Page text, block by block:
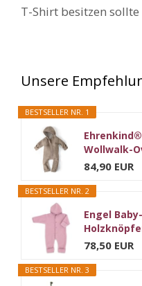
T-Shirt besitzen sollte
Unsere
BESTSELLER NR. 1
Ehrenkind®
Wollwalk-
84,90 EUR
BESTSELLER NR. 2
Engel
78,50 EUR
BESTSELLER NR. 3